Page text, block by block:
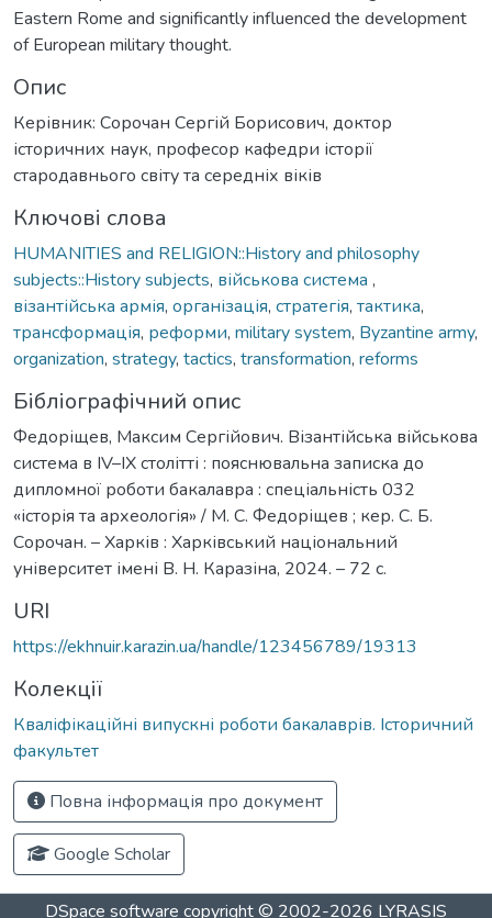
Eastern Rome and significantly influenced the development
of European military thought.
Опис
Керівник: Сорочан Сергій Борисович, доктор
історичних наук, професор кафедри історії
стародавнього світу та середніх віків
Ключові слова
HUMANITIES and RELIGION::History and philosophy
subjects::History subjects, військова система ,
візантійська армія, організація, стратегія, тактика,
трансформація, реформи, military system, Byzantine army,
organization, strategy, tactics, transformation, reforms
Бібліографічний опис
Федоріщев, Максим Сергійович. Візантійська військова
система в ІV–ІХ столітті : пояснювальна записка до
дипломної роботи бакалавра : спеціальність 032
«історія та археологія» / М. С. Федоріщев ; кер. С. Б.
Сорочан. – Харків : Харківський національний
університет імені В. Н. Каразіна, 2024. – 72 с.
URI
https://ekhnuir.karazin.ua/handle/123456789/19313
Колекції
Кваліфікаційні випускні роботи бакалаврів. Історичний
факультет
Повна інформація про документ
Google Scholar
DSpace software copyright © 2002-2026 LYRASIS